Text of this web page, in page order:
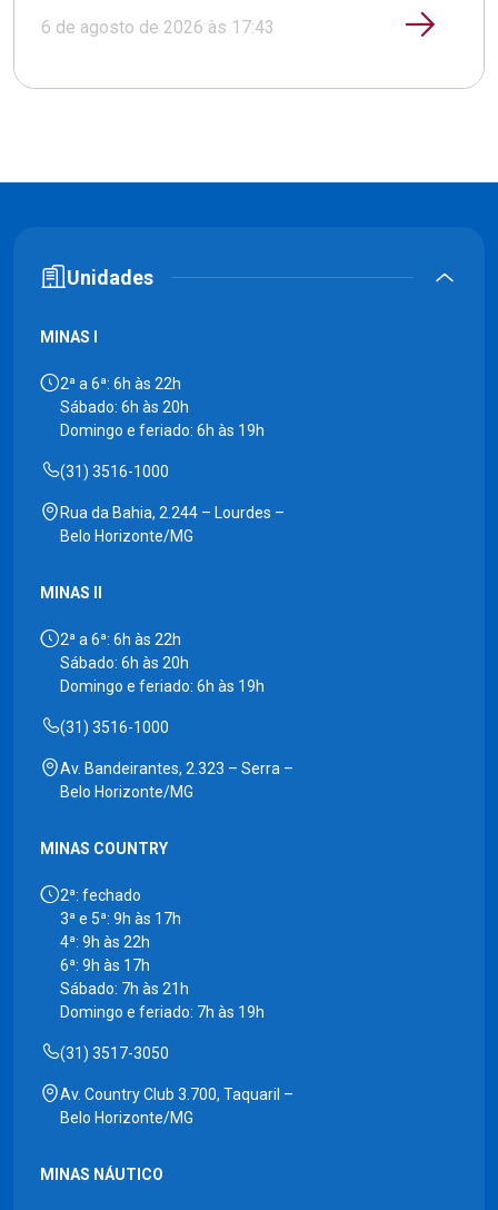
6 de agosto de 2026 às 17:43
Unidades
MINAS I
2ª a 6ª: 6h às 22h
Sábado: 6h às 20h
Domingo e feriado: 6h às 19h
(31) 3516-1000
Rua da Bahia, 2.244 – Lourdes –
Belo Horizonte/MG
MINAS II
2ª a 6ª: 6h às 22h
Sábado: 6h às 20h
Domingo e feriado: 6h às 19h
(31) 3516-1000
Av. Bandeirantes, 2.323 – Serra –
Belo Horizonte/MG
MINAS COUNTRY
2ª: fechado
3ª e 5ª: 9h às 17h
4ª: 9h às 22h
6ª: 9h às 17h
Sábado: 7h às 21h
Domingo e feriado: 7h às 19h
(31) 3517-3050
Av. Country Club 3.700, Taquaril –
Belo Horizonte/MG
MINAS NÁUTICO